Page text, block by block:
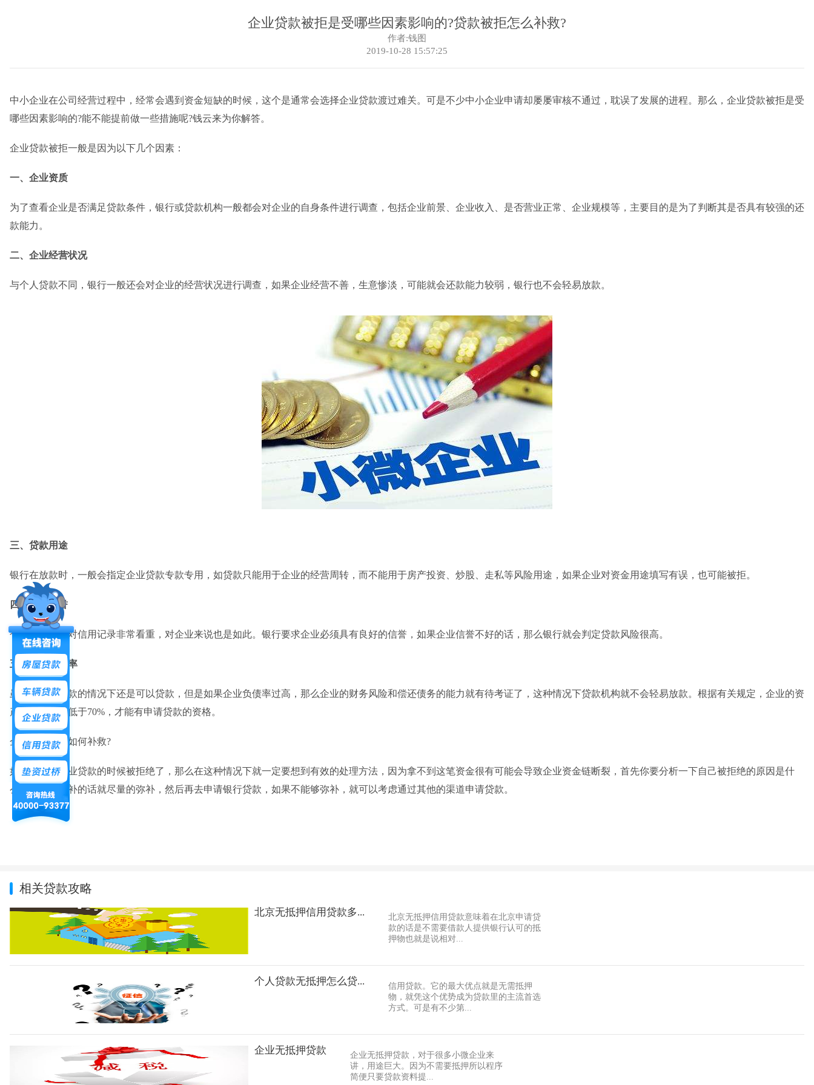
企业贷款被拒是受哪些因素影响的?贷款被拒怎么补救?
作者:钱图
2019-10-28 15:57:25
中小企业在公司经营过程中，经常会遇到资金短缺的时候，这个是通常会选择企业贷款渡过难关。可是不少中小企业申请却屡屡审核不通过，耽误了发展的进程。那么，企业贷款被拒是受
哪些因素影响的?能不能提前做一些措施呢?钱云来为你解答。
企业贷款被拒一般是因为以下几个因素：
一、企业资质
为了查看企业是否满足贷款条件，银行或贷款机构一般都会对企业的自身条件进行调查，包括企业前景、企业收入、是否营业正常、企业规模等，主要目的是为了判断其是否具有较强的还
款能力。
二、企业经营状况
与个人贷款不同，银行一般还会对企业的经营状况进行调查，如果企业经营不善，生意惨淡，可能就会还款能力较弱，银行也不会轻易放款。
三、贷款用途
银行在放款时，一般会指定企业贷款专款专用，如贷款只能用于企业的经营周转，而不能用于房产投资、炒股、走私等风险用途，如果企业对资金用途填写有误，也可能被拒。
四、企业信誉
个人贷款银行对信用记录非常看重，对企业来说也是如此。银行要求企业必须具有良好的信誉，如果企业信誉不好的话，那么银行就会判定贷款风险很高。
五、企业负债率
虽然在背负贷款的情况下还是可以贷款，但是如果企业负债率过高，那么企业的财务风险和偿还债务的能力就有待考证了，这种情况下贷款机构就不会轻易放款。根据有关规定，企业的资
产负债率必须低于70%，才能有申请贷款的资格。
企业贷款被拒如何补救?
如果在申请企业贷款的时候被拒绝了，那么在这种情况下就一定要想到有效的处理方法，因为拿不到这笔资金很有可能会导致企业资金链断裂，首先你要分析一下自己被拒绝的原因是什
么，如果能弥补的话就尽量的弥补，然后再去申请银行贷款，如果不能够弥补，就可以考虑通过其他的渠道申请贷款。
相关贷款攻略
北京无抵押信用贷款多...
北京无抵押信用贷款意味着在北京申请贷
款的话是不需要借款人提供银行认可的抵
押物也就是说相对...
个人贷款无抵押怎么贷...
信用贷款。它的最大优点就是无需抵押
物，就凭这个优势成为贷款里的主流首选
方式。可是有不少第...
企业无抵押贷款
企业无抵押贷款，对于很多小微企业来
讲，用途巨大。因为不需要抵押所以程序
简便只要贷款资料提...